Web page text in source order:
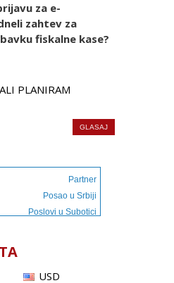
za e-
zahtev za
fiskalne kase?
PLANIRAM
Partner
Posao u Srbiji
Poslovi u Subotici
USD